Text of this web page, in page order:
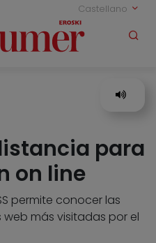
Castellano
para
on line
permite conocer las
más visitadas por el